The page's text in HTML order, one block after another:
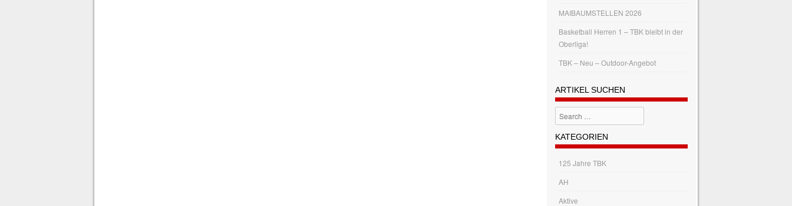
MAIBAUMSTELLEN 2026
Basketball Herren 1 – TBK bleibt in der
Oberliga!
TBK – Neu – Outdoor-Angebot
ARTIKEL SUCHEN
Search
KATEGORIEN
125 Jahre TBK
AH
Aktive